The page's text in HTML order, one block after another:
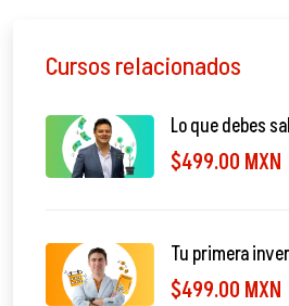
Cursos relacionados
Lo que debes
$499.00 MXN
Tu primera
$499.00 MXN